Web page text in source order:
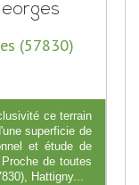
(57830)
ce terrain
superficie de
et étude de
de toutes
Hattigny...